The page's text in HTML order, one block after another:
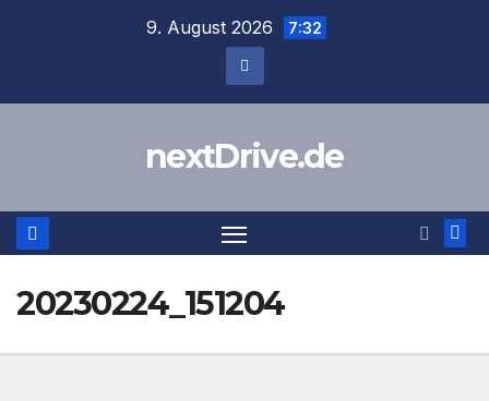
9. August 2026 7:32
nextDrive.de
20230224_151204